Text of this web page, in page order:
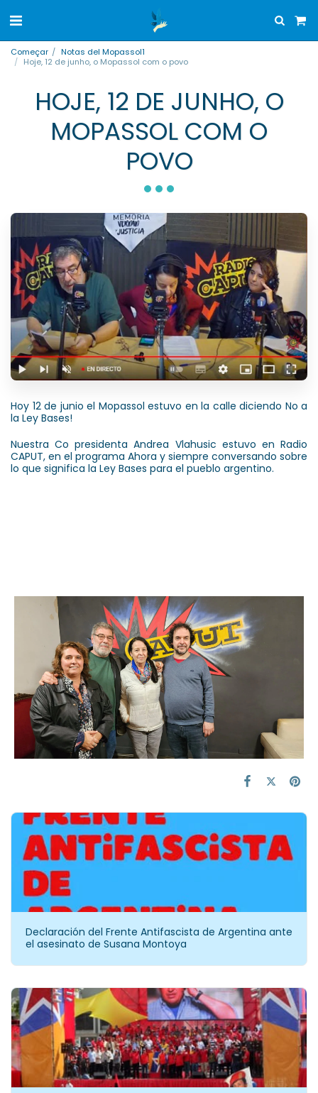
Começar
Notas del Mopassol1
Hoje, 12 de junho, o Mopassol com o povo
HOJE, 12 DE JUNHO, O
MOPASSOL COM O
POVO
Hoy 12 de junio el Mopassol estuvo en la calle diciendo No a
la Ley Bases!
Nuestra Co presidenta Andrea Vlahusic estuvo en Radio
CAPUT, en el programa Ahora y siempre conversando sobre
lo que significa la Ley Bases para el pueblo argentino.
Declaración del Frente Antifascista de Argentina ante
el asesinato de Susana Montoya